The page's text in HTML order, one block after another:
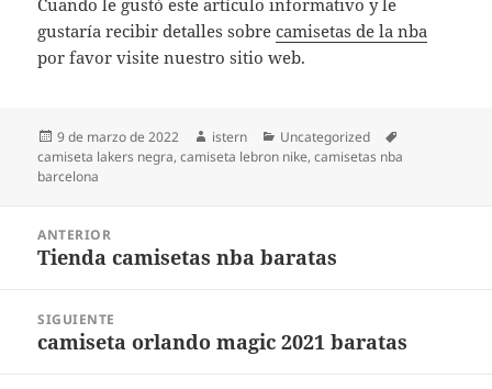
Cuando le gustó este artículo informativo y le
gustaría recibir detalles sobrecamisetas de la nba
por favor visite nuestro sitio web.
Publicado
el
9 de marzo de 2022 Autor
istern Categorías
Uncategorized
camiseta lakers negra,camiseta lebron nike,camisetas nba
barcelona
entradas
ANTERIOR
Entrada
Tienda camisetas nba baratas
SIGUIENTE
Entrada
camiseta orlando magic 2021 baratas